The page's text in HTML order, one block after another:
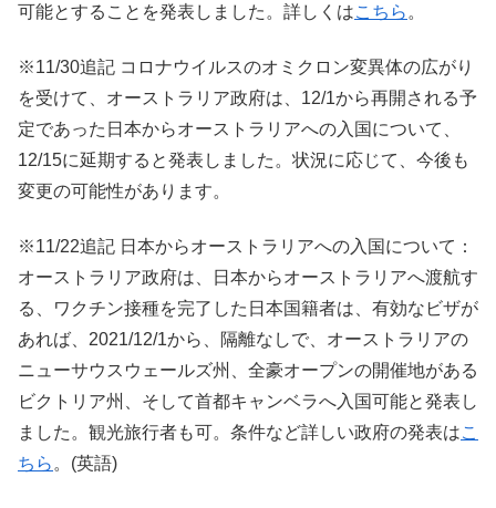
可能とすることを発表しました。詳しくはこちら 。
※11/30追記 コロナウイルスのオミクロン変異体の広がり
を受けて、オーストラリア政府は、12/1から再開される予
定であった日本からオーストラリアへの入国について、
12/15に延期すると発表しました。状況に応じて、今後も
変更の可能性があります。
※11/22追記 日本からオーストラリアへの入国について：
オーストラリア政府は、日本からオーストラリアへ渡航す
る、ワクチン接種を完了した日本国籍者は、有効なビザが
あれば、2021/12/1から、隔離なしで、オーストラリアの
ニューサウスウェールズ州、全豪オープンの開催地がある
ビクトリア州、そして首都キャンベラへ入国可能と発表し
ました。観光旅行者も可。条件など詳しい政府の発表はこ
ちら 。(英語)